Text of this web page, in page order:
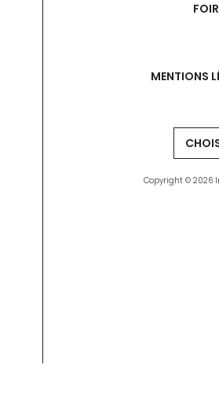
MENTIONS
Copyright © 2026